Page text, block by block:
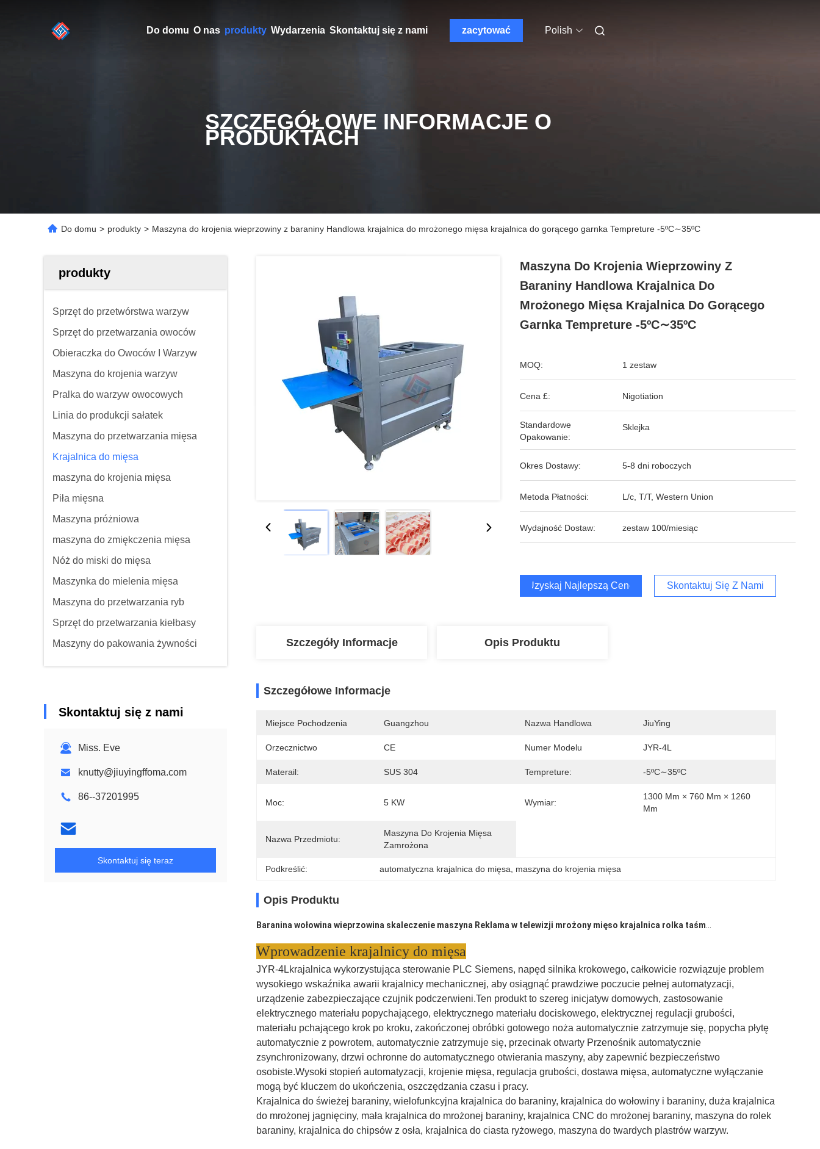
Do domu O nas produkty Wydarzenia Skontaktuj się z nami zacytować Polish
SZCZEGÓŁOWE INFORMACJE O
PRODUKTACH
Do domu > produkty > Maszyna do krojenia wieprzowiny z baraniny Handlowa krajalnica do mrożonego mięsa krajalnica do gorącego garnka Tempreture -5ºC∼35ºC
produkty
Sprzęt do przetwórstwa warzyw
Sprzęt do przetwarzania owoców
Obieraczka do Owoców I Warzyw
Maszyna do krojenia warzyw
Pralka do warzyw owocowych
Linia do produkcji sałatek
Maszyna do przetwarzania mięsa
Krajalnica do mięsa
maszyna do krojenia mięsa
Piła mięsna
Maszyna próżniowa
maszyna do zmiękczenia mięsa
Nóż do miski do mięsa
Maszynka do mielenia mięsa
Maszyna do przetwarzania ryb
Sprzęt do przetwarzania kiełbasy
Maszyny do pakowania żywności
Skontaktuj się z nami
Miss. Eve
knutty@jiuyingffoma.com
86--37201995
Skontaktuj się teraz
Maszyna Do Krojenia Wieprzowiny Z
Baraniny Handlowa Krajalnica Do
Mrożonego Mięsa Krajalnica Do Gorącego
Garnka Tempreture -5ºC∼35ºC
MOQ: 1 zestaw
Cena £: Nigotiation
Standardowe
Opakowanie:
Sklejka
Okres Dostawy: 5-8 dni roboczych
Metoda Płatności: L/c, T/T, Western Union
Wydajność Dostaw: zestaw 100/miesiąc
Uzyskaj Najlepszą Cenę Skontaktuj Się Z Nami
Szczegóły Informacje Opis Produktu
Szczegółowe Informacje
Miejsce Pochodzenia Guangzhou Nazwa Handlowa JiuYing
Orzecznictwo CE Numer Modelu JYR-4L
Materail: SUS 304 Tempreture: -5ºC∼35ºC
Moc: 5 KW Wymiar:
1300 Mm × 760 Mm × 1260
Mm
Nazwa Przedmiotu:
Maszyna Do Krojenia Mięsa
Zamrożona
Podkreślić: automatyczna krajalnica do mięsa maszyna do krojenia mięsa
Opis Produktu
Baranina wołowina wieprzowina skaleczenie maszyna Reklama w telewizji mrożony mięso krajalnica rolka taśmy
Wprowadzenie krajalnicy do mięsa
JYR-4Lkrajalnica wykorzystująca sterowanie PLC Siemens, napęd silnika krokowego, całkowicie rozwiązuje problem
wysokiego wskaźnika awarii krajalnicy mechanicznej, aby osiągnąć prawdziwe poczucie pełnej automatyzacji,
urządzenie zabezpieczające czujnik podczerwieni.Ten produkt to szereg inicjatyw domowych, zastosowanie
elektrycznego materiału popychającego, elektrycznego materiału dociskowego, elektrycznej regulacji grubości,
materiału pchającego krok po kroku, zakończonej obróbki gotowego noża automatycznie zatrzymuje się, popycha płytę
automatycznie z powrotem, automatycznie zatrzymuje się, przecinak otwarty Przenośnik automatycznie
zsynchronizowany, drzwi ochronne do automatycznego otwierania maszyny, aby zapewnić bezpieczeństwo
osobiste.Wysoki stopień automatyzacji, krojenie mięsa, regulacja grubości, dostawa mięsa, automatyczne wyłączanie
mogą być kluczem do ukończenia, oszczędzania czasu i pracy.
Krajalnica do świeżej baraniny, wielofunkcyjna krajalnica do baraniny, krajalnica do wołowiny i baraniny, duża krajalnica
do mrożonej jagnięciny, mała krajalnica do mrożonej baraniny, krajalnica CNC do mrożonej baraniny, maszyna do rolek
baraniny, krajalnica do chipsów z osła, krajalnica do ciasta ryżowego, maszyna do twardych plastrów warzyw.